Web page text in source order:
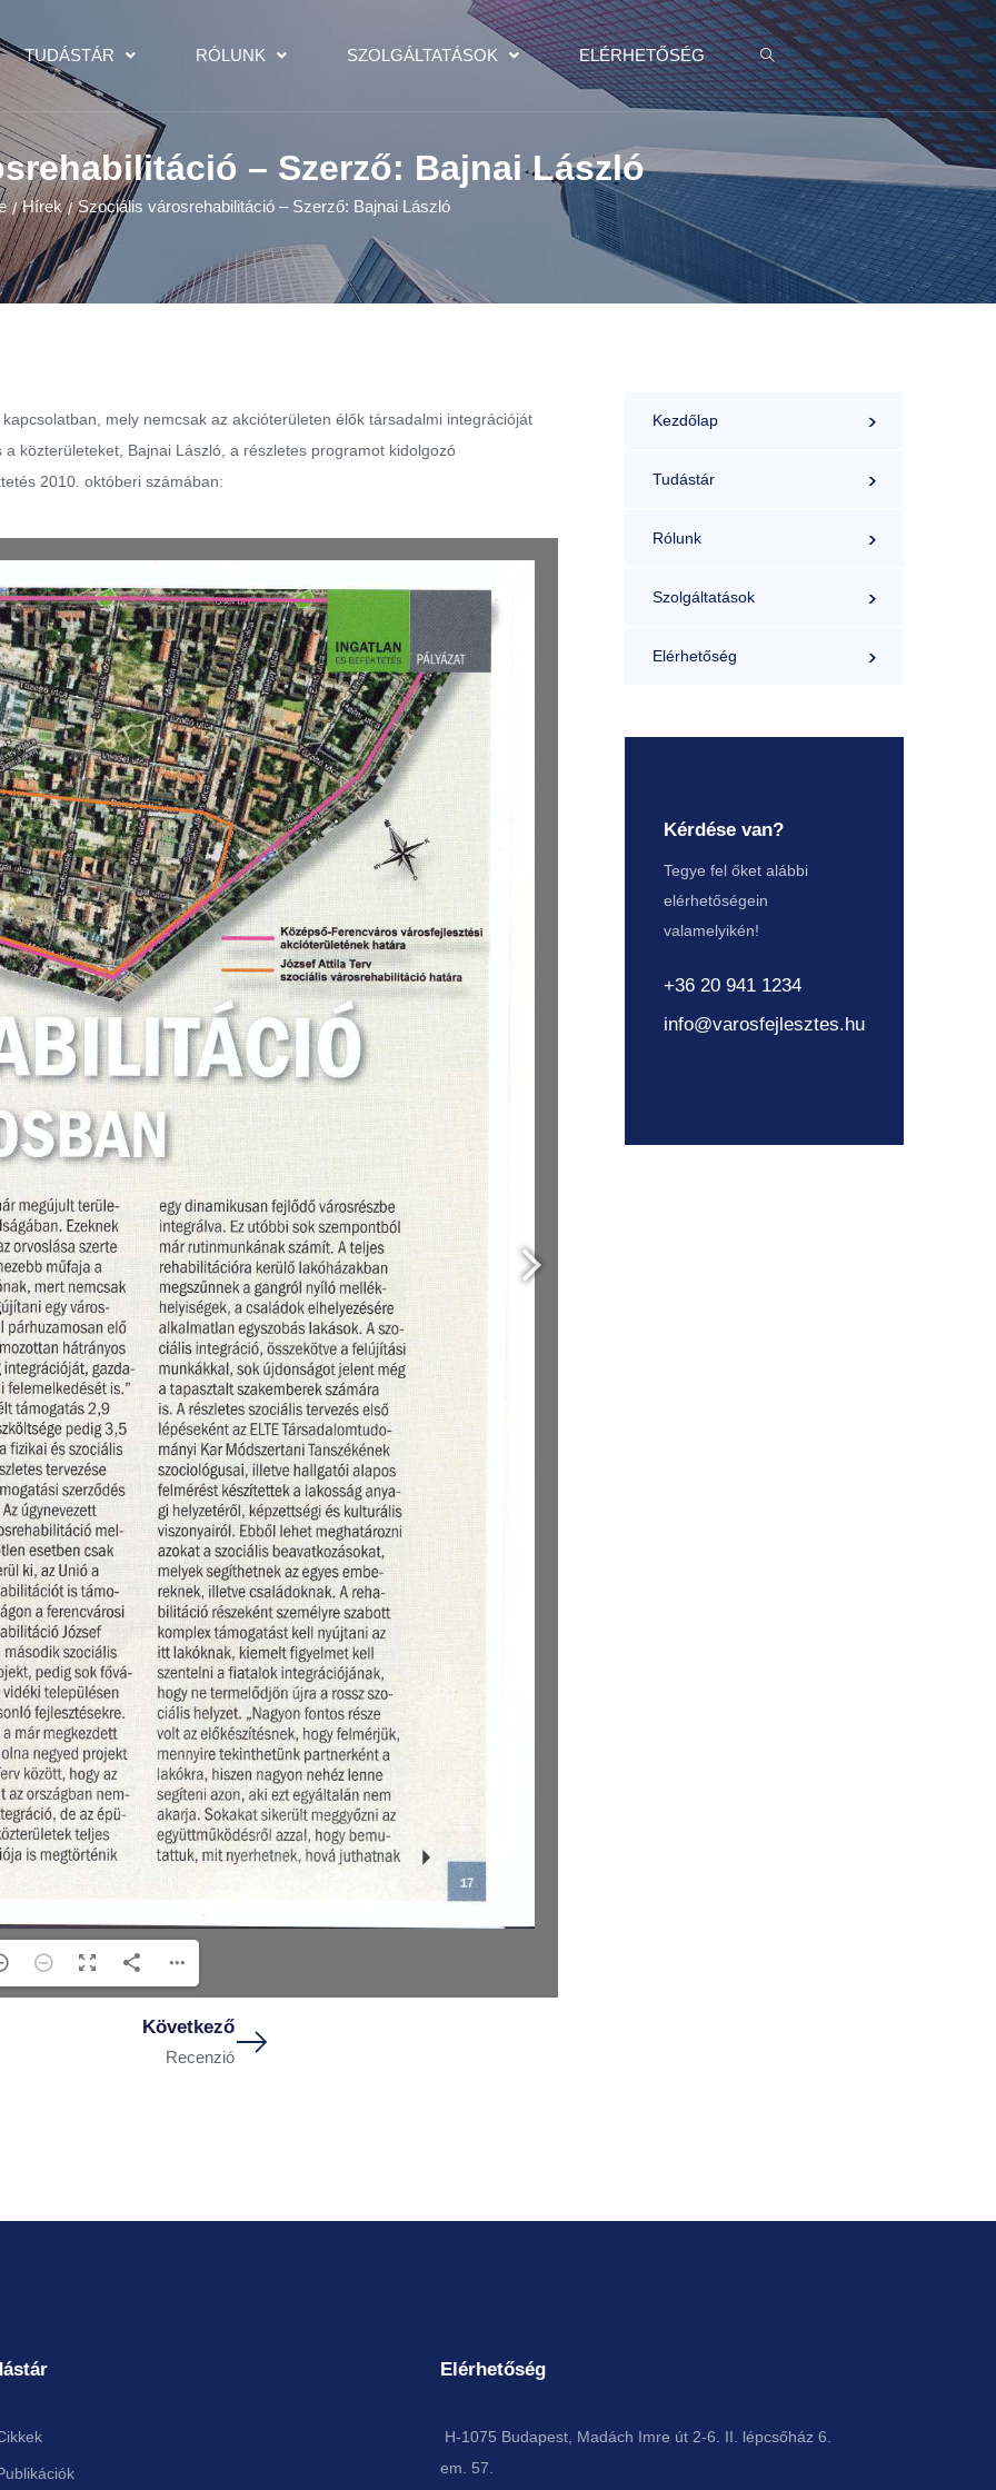
TUDÁSTÁR RÓLUNK SZOLGÁLTATÁSOK ELÉRHETŐSÉG
– Szerző: Bajnai László
/ Hírek / Szociális városrehabilitáció – Szerző: Bajnai László
mely nemcsak az akcióterületen élők társadalmi integrációját
közterületeket, Bajnai László, a részletes programot kidolgozó
2010. októberi számában:
Következő
Recenzió
Kezdőlap
Tudástár
Rólunk
Szolgáltatások
Elérhetőség
Kérdése van?
Tegye fel őket alábbi
elérhetőségein
valamelyikén!
+36 20 941 1234
info@varosfejlesztes.hu
Elérhetőség
H-1075 Budapest, Madách Imre út 2-6. II. lépcsőház 6.
em. 57.